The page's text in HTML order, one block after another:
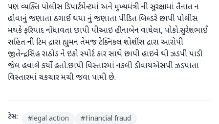
પણ વ્યક્તિ પોલીસ ડિપાર્ટમેન્ટમાં અને મુખ્યમંત્રી ની સુરક્ષામાં તૈનાત ન
હોવાનું જણાતા ઠગાઈ થયા નું જણાતા પીડિત બિલ્ડરે છાપી પોલીસ
મથકે ફરિયાદ નોંધાવતા છાપી પીઆઇ હીનાબેન વાઘેલા, પોકો.સુરેશભાઈ
સહિત ની ટિમ દ્રારા હ્યુમન તેમજ ટેક્નિકલ શોર્શીસ દ્રારા આરોપી
જીતેન્દ્રસિંહ રાઠોડ ને ઇકો સ્પોર્ટ કાર સાથે છાપી હાઇવે થી ઝડપી પાડી
જેલ હવાલે કર્યો હતો.છાપી વિસ્તારમાં નકલી ડીવાયએસપી ઝડપાતા
વિસ્તારમાં ચકચાર મચી જવા પામી છે.
ટેગ્સ: #legal action #Financial fraud